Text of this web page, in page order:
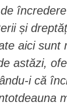
și
aici sunt
astăzi,
i că